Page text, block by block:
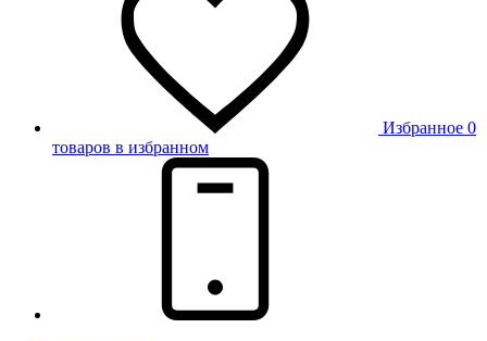
Избранное 0
товаров в избранном